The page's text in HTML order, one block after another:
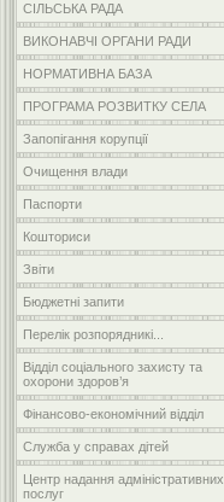
СІЛЬСЬКА РАДА
ВИКОНАВЧІ ОРГАНИ РАДИ
НОРМАТИВНА БАЗА
ПРОГРАМА РОЗВИТКУ СЕЛА
Запопігання корупції
Очищення влади
Паспорти
Кошториси
Звіти
Бюджетні запити
Перелік розпорядникі...
Відділ соціального захисту та
охорони здоров’я
Фінансово-економічний відділ
Служба у справах дітей
Центр надання адміністративних
послуг